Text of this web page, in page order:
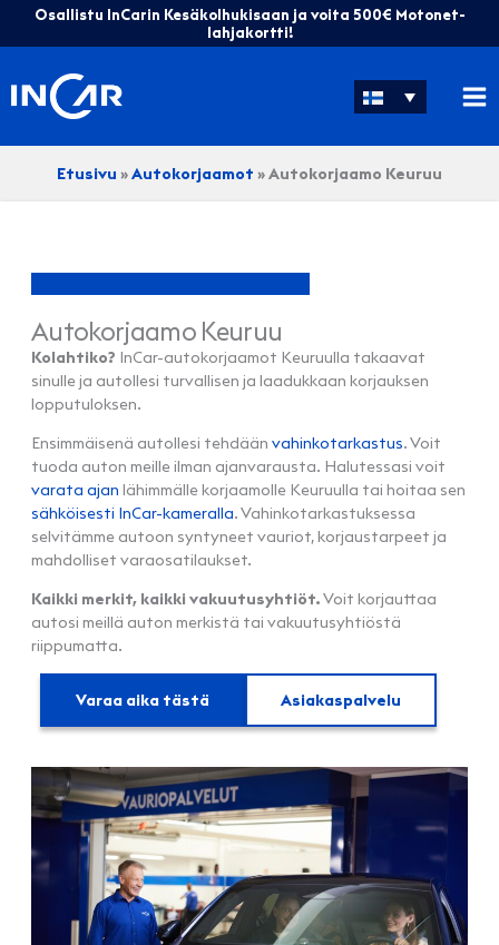
Osallistu InCarin Kesäkolhukisaan ja voita 500€ Motonet-
lahjakortti!
Etusivu »Autokorjaamot »Autokorjaamo Keuruu
Autokorjaamo Keuruu
Kolahtiko? InCar-autokorjaamot Keuruulla takaavat
sinulle ja autollesi turvallisen ja laadukkaan korjauksen
lopputuloksen.
Ensimmäisenä autollesi tehdään vahinkotarkastus. Voit
tuoda auton meille ilman ajanvarausta. Halutessasi voit
varata ajan lähimmälle korjaamolle Keuruulla tai hoitaa sen
sähköisesti InCar-kameralla. Vahinkotarkastuksessa
selvitämme autoon syntyneet vauriot, korjaustarpeet ja
mahdolliset varaosatilaukset.
Kaikki merkit, kaikki vakuutusyhtiöt.Voit korjauttaa
autosi meillä auton merkistä tai vakuutusyhtiöstä
riippumatta.
Varaa aika tästä Asiakaspalvelu